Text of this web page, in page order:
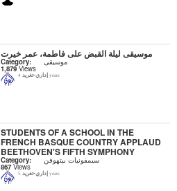
موسيقى ليلة القبض على فاطمة، عمر خيرت
Category: موسيقى
1,879Views
إداري-تغريد 4 years
STUDENTS OF A SCHOOL IN THE
FRENCH BASQUE COUNTRY APPLAUD
BEETHOVEN'S FIFTH SYMPHONY
Category: سيمفونيات بيتهوفن
867Views
إداري-تغريد 5 years